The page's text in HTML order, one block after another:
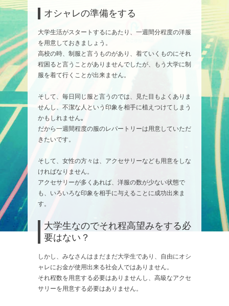
オシャレの準備をする
大学生活がスタートするにあたり、一週間分程度の洋服
を用意しておきましょう。
高校の時、制服と言うものがあり、着ていくものにそれ
程困ると言うことがありませんでしたが、もう大学に制
服を着て行くことが出来ません。
そして、毎日同じ服と言うのでは、見た目もよくありま
せんし、不潔な人という印象を相手に植えつけてしまう
かもしれません｡
だから一週間程度の服のレパートリーは用意していただ
きたいです。
そして、女性の方々は、アクセサリーなども用意をしな
ければなりません。
アクセサリーが多くあれば、洋服の数が少ない状態で
も、いろいろな印象を相手に与えることに成功出来ま
す。
大学生なのでそれ程高望みをする必
要はない？
しかし、みなさんはまだまだ大学生であり、自由にオシ
ャレにお金が使用出来る社会人ではありません。
それ程数を用意する必要はありませんし、高級なアクセ
サリーを用意する必要はありません。